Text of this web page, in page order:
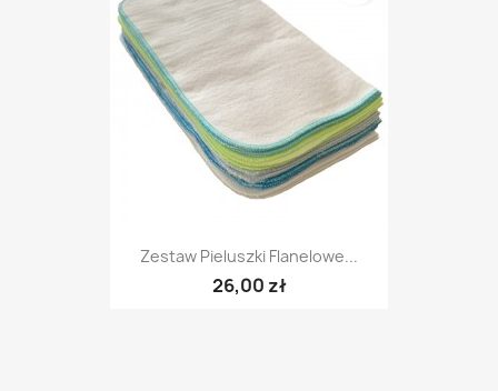
Zestaw Pieluszki Flanelowe...
26,00 zł